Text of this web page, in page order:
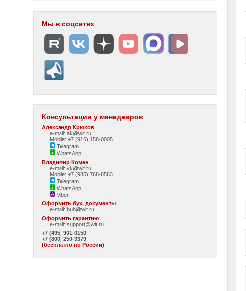
Мы в соцсетях
Консультации у менеджеров
Александр Крюков
e-mail: ak@wit.ru
Mobile: +7 (916) 158-0005
Telegram
WhatsApp
Владимир Комен
e-mail: vk@wit.ru
Mobile: +7 (985) 768-8583
Telegram
WhatsApp
Viber
Оформить бух. документы
e-mail:buh@wit.ru
Оформить гарантию
e-mail:support@wit.ru
+7 (495) 901-0150
+7 (800) 250-3379
(бесплатно по России)